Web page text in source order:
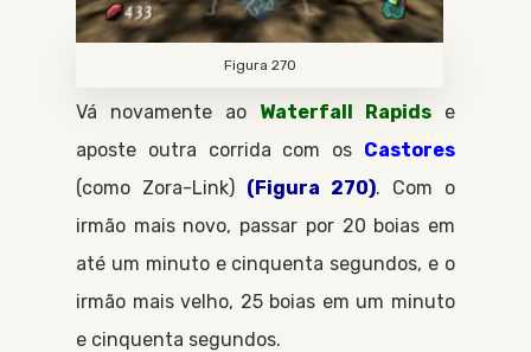
Figura 270
Vá novamente ao Waterfall Rapidse
aposte outra corrida com os Castores
(como Zora-Link) (Figura 270). Com o
irmão mais novo, passar por 20 boias em
até um minuto e cinquenta segundos, e o
irmão mais velho, 25 boias em um minuto
e cinquenta segundos.